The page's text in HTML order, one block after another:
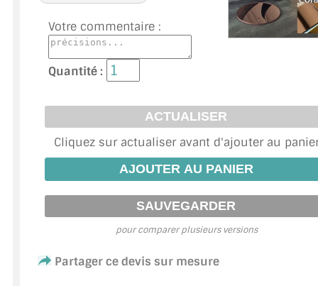
VERRE LAQUÉ/CRÉDENCE
VERRE FEUILLETÉ/TREMPÉ
DALLE DE SOL EN VERRE
PORTE EN VERRE
GARDE CORPS EN VERRE
VERRIÈRE TYPE ATELIER
VERRES TEXTURÉS
PLEXIGLAS PMMA
Votre commentaire :
Quantité :
Cliquez sur actualiser avant d'ajouter au
pour comparer plusieurs versions
Partager ce devis sur mesure